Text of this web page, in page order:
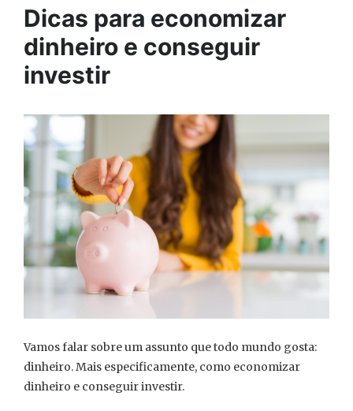
Dicas para economizar
dinheiro e conseguir
investir
Vamos falar sobre um assunto que todo mundo gosta:
dinheiro. Mais especificamente, como economizar
dinheiro e conseguir investir.